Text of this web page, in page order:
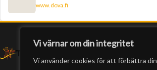
Vi värnar om din integritet
Vi använder cookies för att förbättra
www.dova.fi